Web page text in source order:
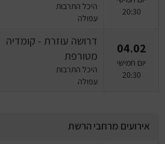
20:30
היכל התרבות
עפולה
04.02
יום חמישי
20:30
דרושה עוזרת - קומדיה
מטורפת
היכל התרבות
עפולה
אירועים מרחבי הרשת